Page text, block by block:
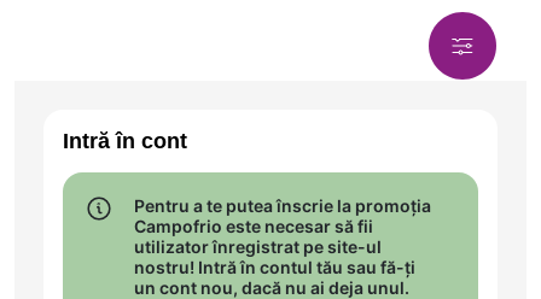
Intră în cont
Pentru a te putea înscrie la promoția
Campofrio este necesar să fii
utilizator înregistrat pe site-ul
nostru! Intră în contul tău sau fă-ți
un cont nou, dacă nu ai deja unul.